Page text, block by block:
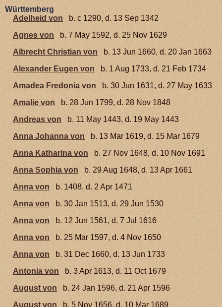
Württemberg
Adelheid von
b. c 1290, d. 13 Sep 1342
Agnes von
b. 7 May 1592, d. 25 Nov 1629
Albrecht Christian von
b. 13 Jun 1660, d. 20 Jan 1663
Alexander Eugen von
b. 1 Aug 1733, d. 21 Feb 1734
Amadea Fredonia von
b. 30 Jun 1631, d. 27 May 1633
Amalie von
b. 28 Jun 1799, d. 28 Nov 1848
Andreas von
b. 11 May 1443, d. 19 May 1443
Anna Johanna von
b. 13 Mar 1619, d. 15 Mar 1679
Anna Katharina von
b. 27 Nov 1648, d. 10 Nov 1691
Anna Sophia von
b. 29 Aug 1648, d. 13 Apr 1661
Anna von
b. 1408, d. 2 Apr 1471
Anna von
b. 30 Jan 1513, d. 29 Jun 1530
Anna von
b. 12 Jun 1561, d. 7 Jul 1616
Anna von
b. 25 Mar 1597, d. 4 Nov 1650
Anna von
b. 31 Dec 1660, d. 13 Jun 1733
Antonia von
b. 3 Apr 1613, d. 11 Oct 1679
August von
b. 24 Jan 1596, d. 21 Apr 1596
August von
b. 5 Nov 1656, d. 10 Mar 1689